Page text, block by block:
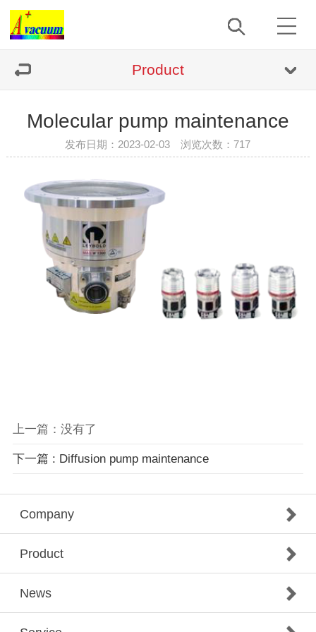
Product
Molecular pump maintenance
发布日期：2023-02-03 浏览次数：717
上一篇：没有了
下一篇 : Diffusion pump maintenance
Company
Product
News